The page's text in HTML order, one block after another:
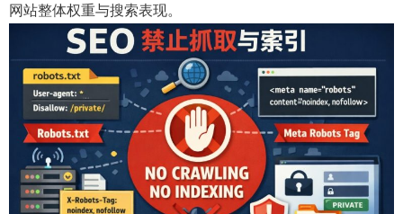
网站整体权重与搜索表现。